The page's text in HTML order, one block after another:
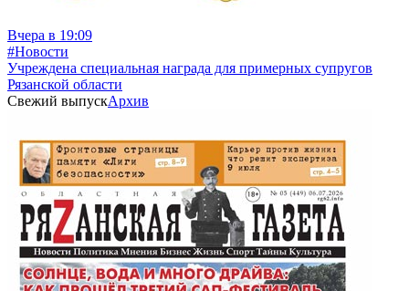
Вчера в 19:09
#Новости
Учреждена специальная награда для примерных супругов
Рязанской области
Свежий выпускАрхив